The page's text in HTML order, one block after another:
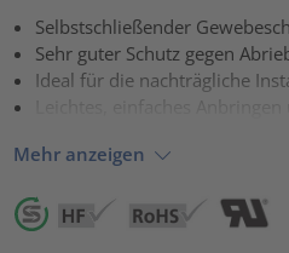
powered byUsercentrics
Selbstschließender
Sehr guter Schutz gegen
Ideal für die nachträgliche
Leichtes, einfaches Anbringen
Mehr anzeigen